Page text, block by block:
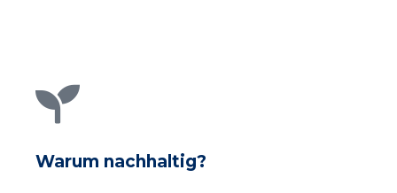
Warum nachhaltig?